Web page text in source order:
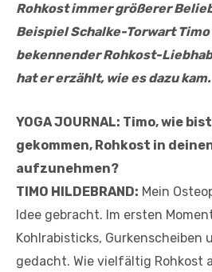
Rohkost immer größerer
Beispiel Schalke-Torwart
bekennender Rohkost-
hat er erzählt, wie es dazu kam.
YOGA JOURNAL: Timo, wie
gekommen, Rohkost in
aufzunehmen?
TIMO HILDEBRAND: Mein
Idee gebracht. Im ersten
Kohlrabisticks, Gurkenscheiben
gedacht. Wie vielfältig Rohkost